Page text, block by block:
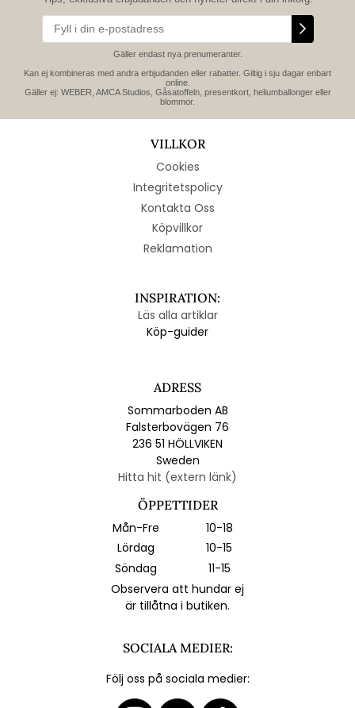
Gäller endast nya prenumeranter.
Kan ej kombineras med andra erbjudanden eller rabatter. Giltig i sju dagar enbart
online.
Gäller ej: WEBER, AMCA Studios, Gåsatoffeln, presentkort, heliumballonger eller
blommor.
VILLKOR
Cookies
Integritetspolicy
Kontakta Oss
Köpvillkor
Reklamation
INSPIRATION:
Läs alla artiklar
Köp-guider
ADRESS
Sommarboden AB
Falsterbovägen 76
236 51 HÖLLVIKEN
Sweden
Hitta hit (extern länk)
ÖPPETTIDER
Mån-Fre
10-18
Lördag
10-15
Söndag
11-15
Observera att hundar ej
är tillåtna i butiken.
SOCIALA MEDIER:
Följ oss på sociala medier: